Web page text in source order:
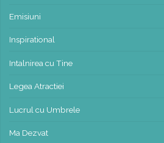
Emisiuni
Inspirational
Intalnirea cu Tine
Legea Atractiei
Lucrul cu Umbrele
Ma Dezvat